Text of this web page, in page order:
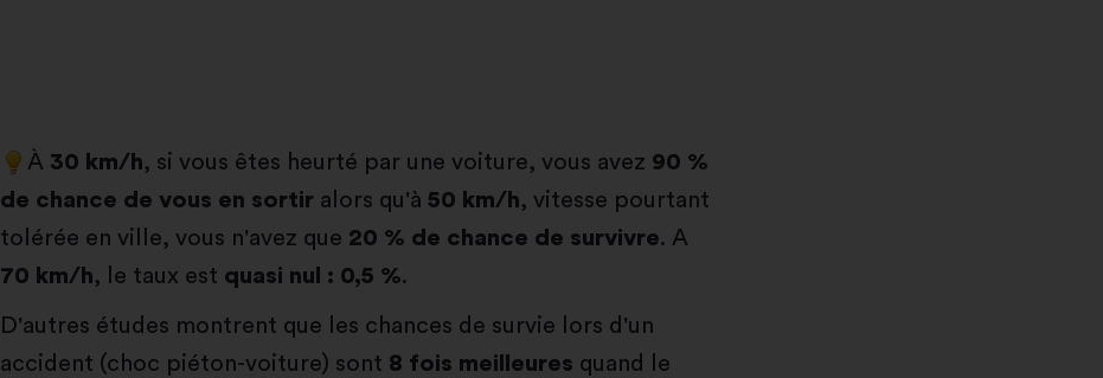
À 30 km/h, si vous êtes heurté par une voiture, vous avez 90 %
de chance de vous en sortir alors qu'à 50 km/h, vitesse pourtant
tolérée en ville, vous n'avez que 20 % de chance de survivre. A
70 km/h, le taux est quasi nul : 0,5 %.
D'autres études montrent que les chances de survie lors d'un
accident (choc piéton-voiture) sont 8 fois meilleures quand le